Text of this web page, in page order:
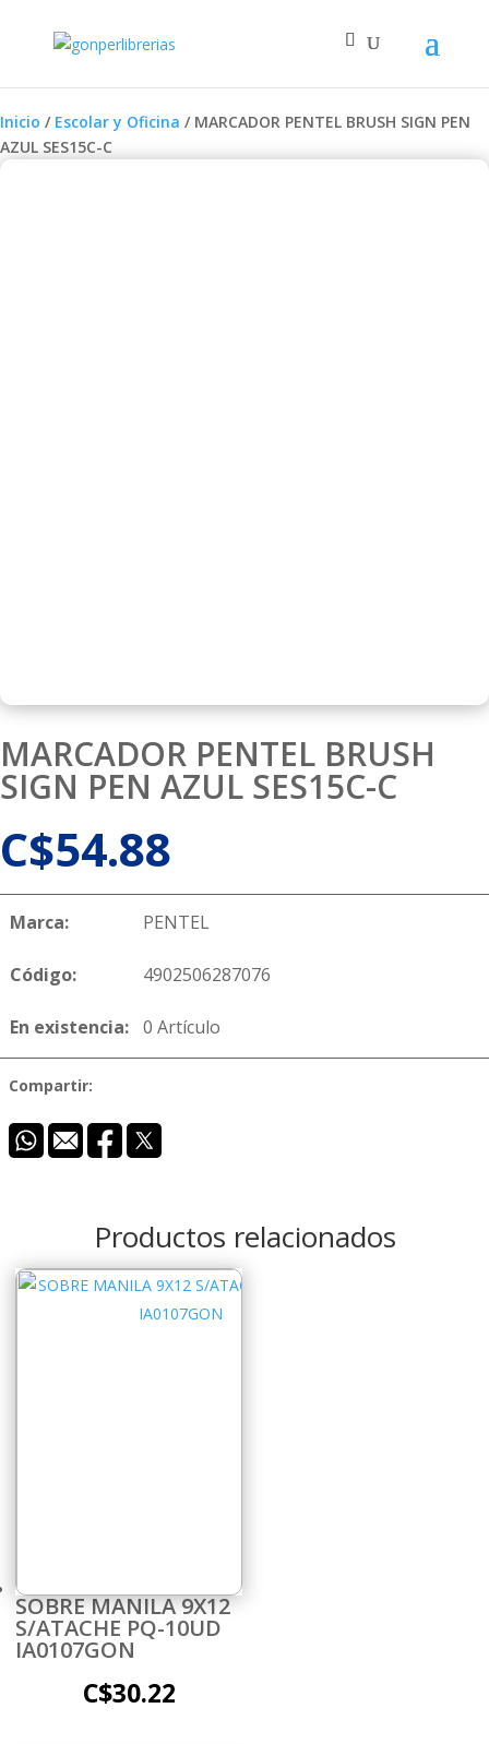
Inicio / Escolar y Oficina / MARCADOR PENTEL BRUSH SIGN PEN
AZUL SES15C-C
MARCADOR PENTEL BRUSH
SIGN PEN AZUL SES15C-C
C$54.88
Marca: PENTEL
Código: 4902506287076
En existencia: 0 Artículo
Compartir:
Productos relacionados
SOBRE MANILA 9X12
S/ATACHE PQ-10UD
IA0107GON
C$30.22